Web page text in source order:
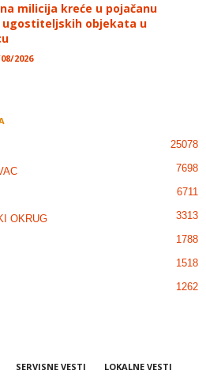
milicija kreće u pojačanu
objekata u
2026
25078
7698
6711
OKRUG 3313
1788
1518
1262
SERVISNE VESTI LOKALNE VESTI